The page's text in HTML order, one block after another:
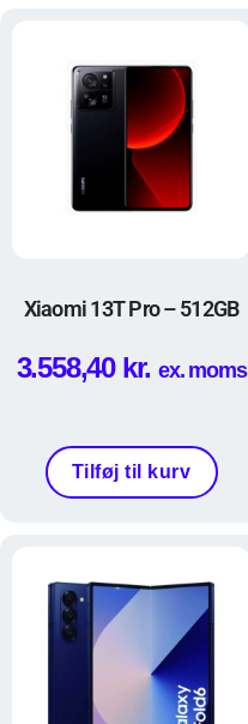
Xiaomi 13T Pro – 512GB
3.558,40 kr. ex. moms
Tilføj til kurv